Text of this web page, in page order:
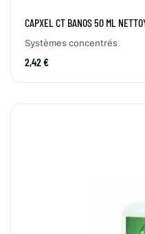
CAPXEL CT BANOS 50 ML
Systèmes concentrés
2,42 €